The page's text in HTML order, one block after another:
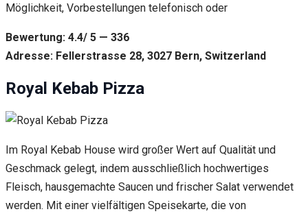
Möglichkeit, Vorbestellungen telefonisch oder
Bewertung: 4.4/ 5 — 336
Adresse: Fellerstrasse 28, 3027 Bern, Switzerland
Royal Kebab Pizza
Im Royal Kebab House wird großer Wert auf Qualität und
Geschmack gelegt, indem ausschließlich hochwertiges
Fleisch, hausgemachte Saucen und frischer Salat verwendet
werden. Mit einer vielfältigen Speisekarte, die von